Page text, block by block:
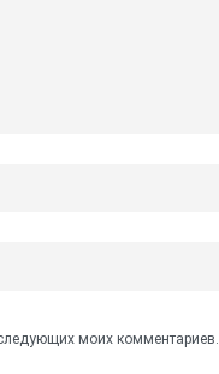
моих комментариев.